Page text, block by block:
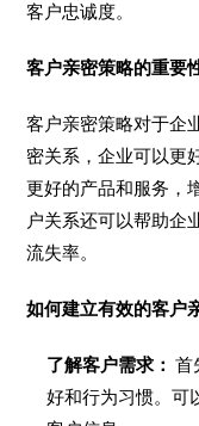
客户忠诚度。
客户亲密策略的重要
客户亲密策略对于企
密关系，企业可以更
更好的产品和服务，
户关系还可以帮助企
流失率。
如何建立有效的客户
了解客户需求： 首
好和行为习惯。可